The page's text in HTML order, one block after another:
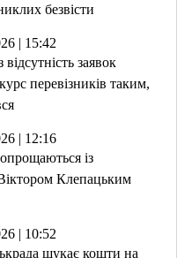
безвісти
| 15:42
заявок
перевізників таким,
| 12:16
із
Клепацьким
| 10:52
шукає кошти на